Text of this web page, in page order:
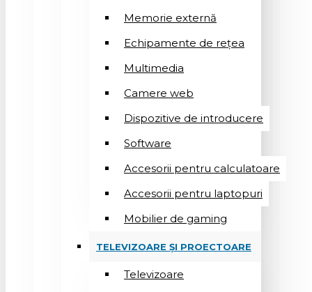
Memorie externă
Echipamente de rețea
Multimedia
Camere web
Dispozitive de introducere
Software
Accesorii pentru calculatoare
Accesorii pentru laptopuri
Mobilier de gaming
TELEVIZOARE ȘI PROECTOARE
Televizoare